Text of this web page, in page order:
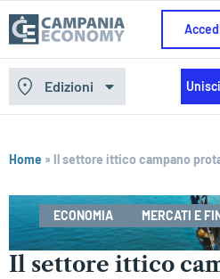
Edizioni
Home » Il settore ittico campano
ECONOMIA MERCATI E
Il settore ittico